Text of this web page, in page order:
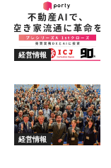
経営情報
経営情報